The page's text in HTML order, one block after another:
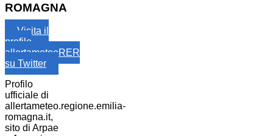
ROMAGNA
Visita il
profilo
allertameteoRER
su Twitter
Profilo
ufficiale di
allertameteo.regione.emilia-
romagna.it,
sito di Arpae